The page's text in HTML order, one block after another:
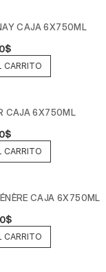
CAJA 6X750ML
CARRITO
CAJA 6X750ML
CARRITO
CAJA 6X750ML
CARRITO